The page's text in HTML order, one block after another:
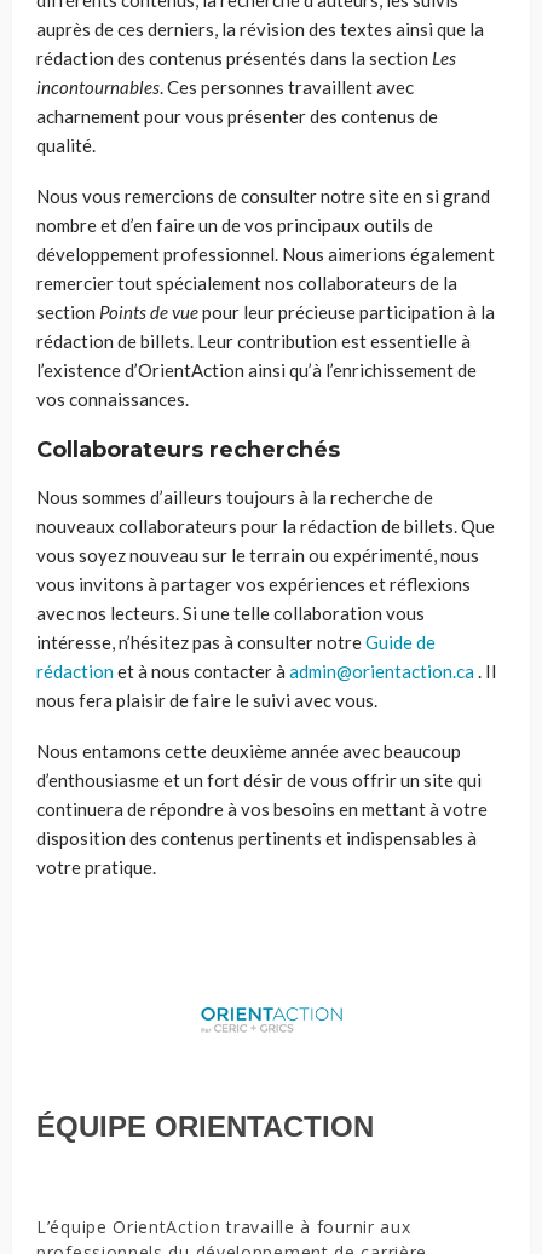
auprès de ces derniers, la révision des textes ainsi que la
rédaction des contenus présentés dans la section Les
incontournables. Ces personnes travaillent avec
acharnement pour vous présenter des contenus de
qualité.
Nous vous remercions de consulter notre site en si grand
nombre et d’en faire un de vos principaux outils de
développement professionnel. Nous aimerions également
remercier tout spécialement nos collaborateurs de la
section Points de vuepour leur précieuse participation à la
rédaction de billets. Leur contribution est essentielle à
l’existence d’OrientAction ainsi qu’à l’enrichissement de
vos connaissances.
Collaborateurs recherchés
Nous sommes d’ailleurs toujours à la recherche de
nouveaux collaborateurs pour la rédaction de billets. Que
vous soyez nouveau sur le terrain ou expérimenté, nous
vous invitons à partager vos expériences et réflexions
avec nos lecteurs. Si une telle collaboration vous
intéresse, n’hésitez pas à consulter notreGuide de
rédactionetà nous contacter à admin@orientaction.ca. Il
nous fera plaisir de faire le suivi avec vous.
Nous entamons cette deuxième année avec beaucoup
d’enthousiasme et un fort désir de vous offrir un site qui
continuera derépondre à vos besoins en mettant à votre
disposition des contenus pertinents et indispensables à
votre pratique.
ÉQUIPE ORIENTACTION
L’équipe OrientAction travaille à fournir aux